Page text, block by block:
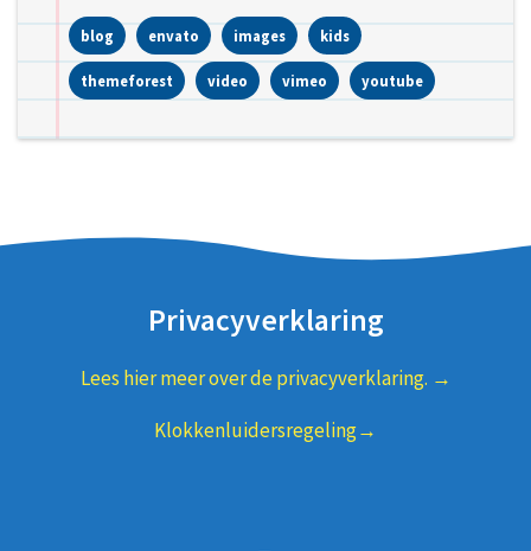
blog envato images kids
themeforest video vimeo youtube
Privacyverklaring
Lees hier meer over de privacyverklaring. →
Klokkenluidersregeling→